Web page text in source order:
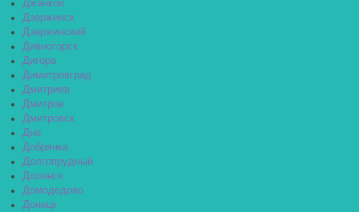
Джанкой
Дзержинск
Дзержинский
Дивногорск
Дигора
Димитровград
Дмитриев
Дмитров
Дмитровск
Дно
Добрянка
Долгопрудный
Долинск
Домодедово
Донецк